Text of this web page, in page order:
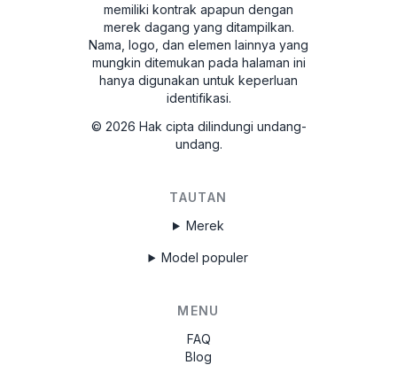
memiliki kontrak apapun dengan
merek dagang yang ditampilkan.
Nama, logo, dan elemen lainnya yang
mungkin ditemukan pada halaman ini
hanya digunakan untuk keperluan
identifikasi.
© 2026 Hak cipta dilindungi undang-
undang.
TAUTAN
Merek
Model populer
MENU
FAQ
Blog